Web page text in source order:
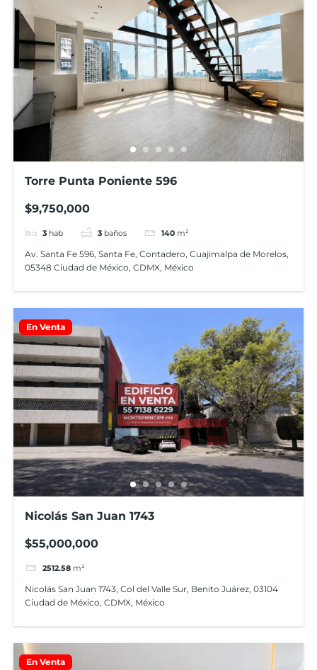
Torre Punta Poniente 596
$9,750,000
3 hab 3 baños 140 m²
Av. Santa Fe 596, Santa Fe, Contadero, Cuajimalpa de Morelos,
05348 Ciudad de México, CDMX, México
En Venta
Nicolás San Juan 1743
$55,000,000
2512.58 m²
Nicolás San Juan 1743, Col del Valle Sur, Benito Juárez, 03104
Ciudad de México, CDMX, México
En Venta